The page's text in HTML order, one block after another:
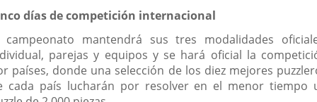
días de competición internacional
campeonato mantendrá sus tres modalidades
parejas y equipos y se hará oficial la
países, donde una selección de los diez mejores
cada país lucharán por resolver en el menor tiempo